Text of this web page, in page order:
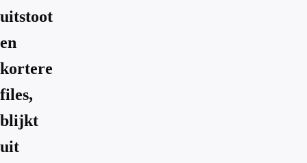
uitstoot
en
kortere
files,
blijkt
uit